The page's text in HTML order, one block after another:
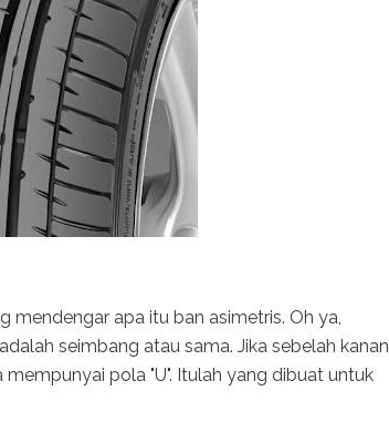
mendengar apa itu ban asimetris. Oh ya,
seimbang atau sama. Jika sebelah kanan
pola "U". Itulah yang dibuat untuk